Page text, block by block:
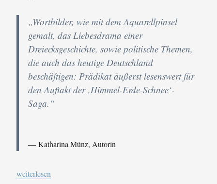
„Wortbilder, wie mit dem Aquarellpinsel
gemalt, das Liebesdrama einer
Dreiecksgeschichte, sowie politische Themen,
die auch das heutige Deutschland
beschäftigen: Prädikat äußerst lesenswert für
den Auftakt der ‚Himmel-Erde-Schnee‘-
Saga.“
Katharina Münz, Autorin
„Buchvorstellung | Unter dem roten Stern Band 1 der Himmel-
weiterlesen